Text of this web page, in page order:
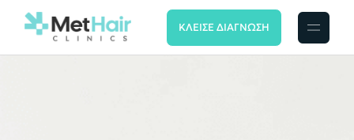
ΚΛΕΙΣΕ ΔΙΑΓΝΩΣΗ